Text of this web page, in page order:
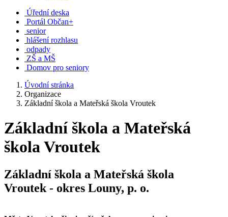
Úřední deska
Portál Občan+
senior
hlášení rozhlasu
odpady
ZŠ a MŠ
Domov pro seniory
Úvodní stránka
Organizace
Základní škola a Mateřská škola Vroutek
Základní škola a Mateřská
škola Vroutek
Základní škola a Mateřská škola
Vroutek - okres Louny, p. o.